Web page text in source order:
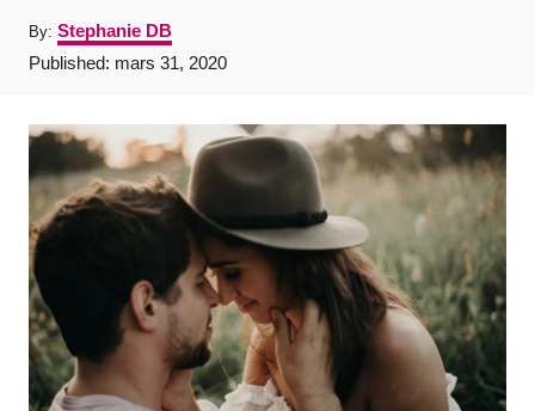
By: A
u
t
o
r
Stephanie DB
P
t
d
n
Published: mars 31, 2020